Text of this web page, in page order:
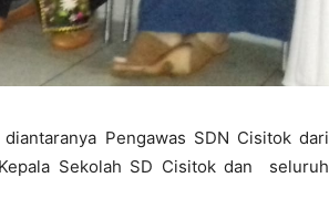
Pengawas SDN Cisitok dari
Sekolah SD Cisitok dan seluruh